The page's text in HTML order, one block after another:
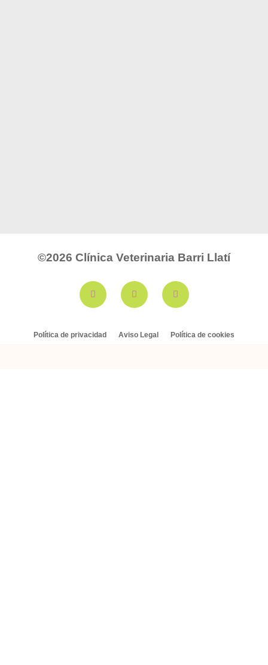
©2026 Clínica Veterinaria Barri Llatí
Política de privacidad Aviso Legal Política de cookies